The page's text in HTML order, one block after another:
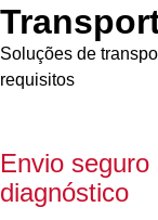
Soluções de
requisitos
Envio
diagnóstico